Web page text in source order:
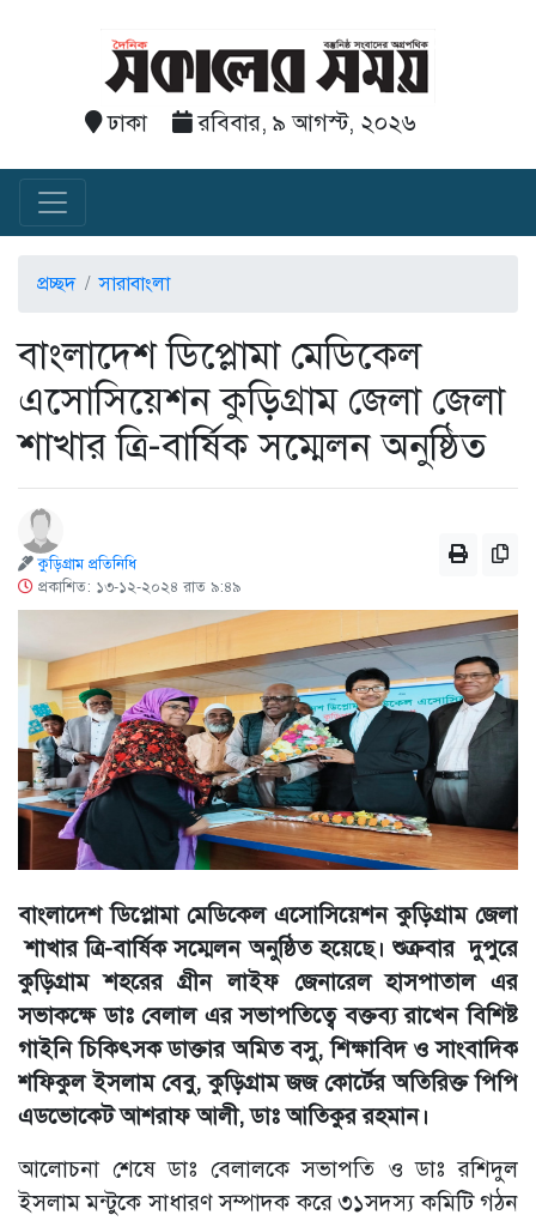
ঢাকা রবিবার, ৯ আগস্ট, ২০২৬
প্রচ্ছদ সারাবাংলা
বাংলাদেশ ডিপ্লোমা মেডিকেল
এসোসিয়েশন কুড়িগ্রাম জেলা জেলা
শাখার ত্রি-বার্ষিক সম্মেলন অনুষ্ঠিত
কুড়িগ্রাম প্রতিনিধি
প্রকাশিত: ১৩-১২-২০২৪ রাত ৯:৪৯
বাংলাদেশ ডিপ্লোমা মেডিকেল এসোসিয়েশন কুড়িগ্রাম জেলা
শাখার ত্রি-বার্ষিক সম্মেলন অনুষ্ঠিত হয়েছে। শুক্রবার দুপুরে
কুড়িগ্রাম শহরের গ্রীন লাইফ জেনারেল হাসপাতাল এর
সভাকক্ষে ডাঃ বেলাল এর সভাপতিত্বে বক্তব্য রাখেন বিশিষ্ট
গাইনি চিকিৎসক ডাক্তার অমিত বসু, শিক্ষাবিদ ও সাংবাদিক
শফিকুল ইসলাম বেবু, কুড়িগ্রাম জজ কোর্টের অতিরিক্ত পিপি
এডভোকেট আশরাফ আলী, ডাঃ আতিকুর রহমান।
আলোচনা শেষে ডাঃ বেলালকে সভাপতি ও ডাঃ রশিদুল
ইসলাম মন্টুকে সাধারণ সম্পাদক করে ৩১সদস্য কমিটি গঠন